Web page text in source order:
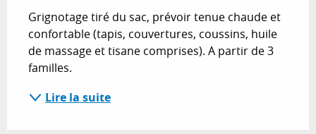
Grignotage tiré du sac, prévoir tenue chaude et
confortable (tapis, couvertures, coussins, huile
de massage et tisane comprises). A partir de 3
familles.
Lire la suite